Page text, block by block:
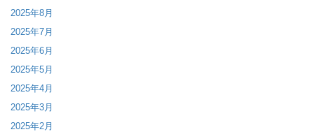
2025年8月
2025年7月
2025年6月
2025年5月
2025年4月
2025年3月
2025年2月